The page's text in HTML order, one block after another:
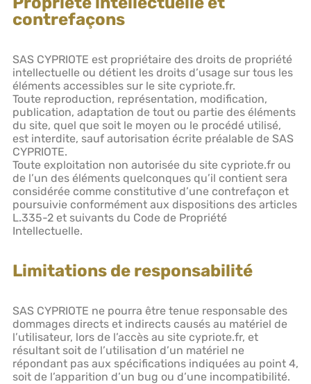
contrefaçons
SAS CYPRIOTE est propriétaire des droits de propriété
intellectuelle ou détient les droits d’usage sur tous les
éléments accessibles sur le site cypriote.fr.
Toute reproduction, représentation, modification,
publication, adaptation de tout ou partie des éléments
du site, quel que soit le moyen ou le procédé utilisé,
est interdite, sauf autorisation écrite préalable de SAS
CYPRIOTE.
Toute exploitation non autorisée du site cypriote.fr ou
de l’un des éléments quelconques qu’il contient sera
considérée comme constitutive d’une contrefaçon et
poursuivie conformément aux dispositions des articles
L.335-2 et suivants du Code de Propriété
Intellectuelle.
Limitations de responsabilité
SAS CYPRIOTE ne pourra être tenue responsable des
dommages directs et indirects causés au matériel de
l’utilisateur, lors de l’accès au site cypriote.fr, et
résultant soit de l’utilisation d’un matériel ne
répondant pas aux spécifications indiquées au point 4,
soit de l’apparition d’un bug ou d’une incompatibilité.